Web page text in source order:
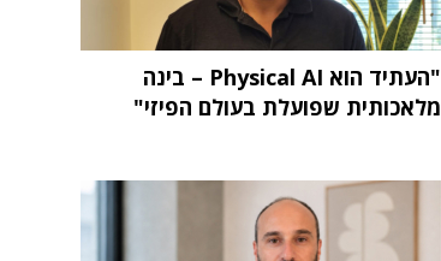
"העתיד הוא Physical AI – בינה
מלאכותית שפועלת בעולם הפיזי"